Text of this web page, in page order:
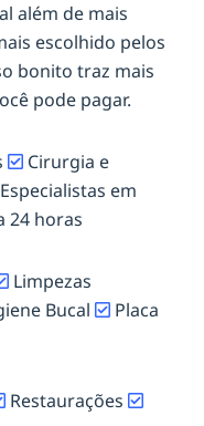
além de mais
escolhido pelos
bonito traz mais
pode pagar.
Cirurgia e
em
24 horas
Limpezas
Bucal
Placa
Restaurações